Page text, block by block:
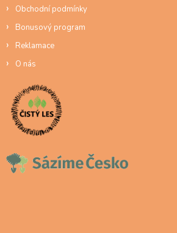
Obchodní podmínky
Bonusový program
Reklamace
O nás